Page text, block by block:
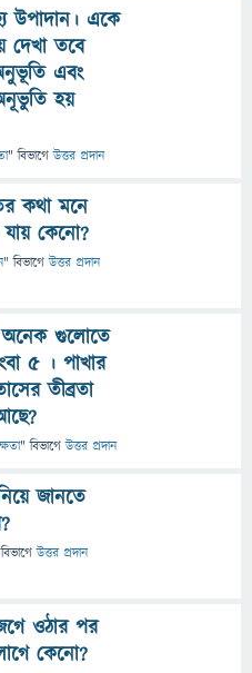
উপাদান। একে
দেখা তবে
এবং
হয়
" বিভাগে উত্তর প্রদান
কথা মনে
যায় কেনো?
" বিভাগে উত্তর প্রদান
অনেক গুলোতে
৫ । পাখার
তীব্রতা
" বিভাগে উত্তর প্রদান
জানতে
উত্তর প্রদান
ওঠার পর
কেনো?